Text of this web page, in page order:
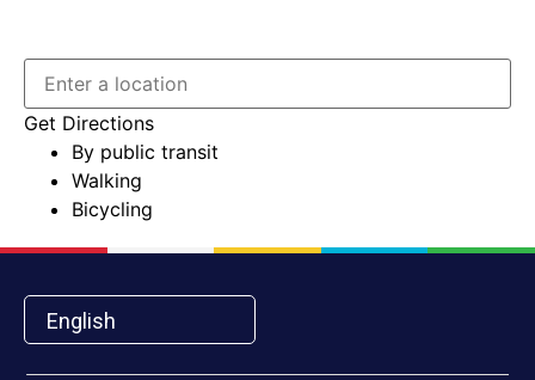
Get Directions
By public transit
Walking
Bicycling
English